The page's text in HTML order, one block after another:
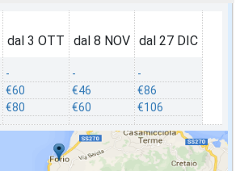
dal 3 OTT
-
€60
€80
dal 8 NOV
-
€46
€60
dal 27 DIC
-
€86
€106